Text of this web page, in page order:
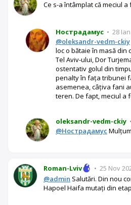
Ce s-a întâmplat că meciul
Нострадамус • 28
@oleksandr-vedm-ckiy
loc o bătaie în masă din
Tel Aviv-ului, Dor
ostentativ golul din
penalty în fața tribunei
asemenea, câțiva fani
teren. De fapt, meciul a
oleksandr-vedm-ckiy •
@Нострадамус
Roman-Lviv • 25 Nov
@admin Salutări. Din nou
Hapoel Haifa mutați din